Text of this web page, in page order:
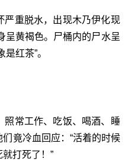
严重脱水，出现木乃伊化现
呈黄褐色。尸桶内的尸水呈
红茶”。
照常工作、吃饭、喝酒、睡
竟冷血回应：“活着的时候
打死了！”